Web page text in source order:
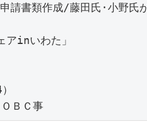
請書類作成/藤田氏·小野氏
アinいわた」
転換
ＢＣ事